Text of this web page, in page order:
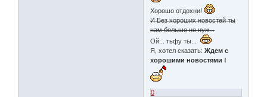
Хорошо отдохни!
И Без хороших новостей ты
нам больше не нуж...
Ой... тьфу ты...
Я, хотел сказать:Ждем с
хорошими новостями !
0